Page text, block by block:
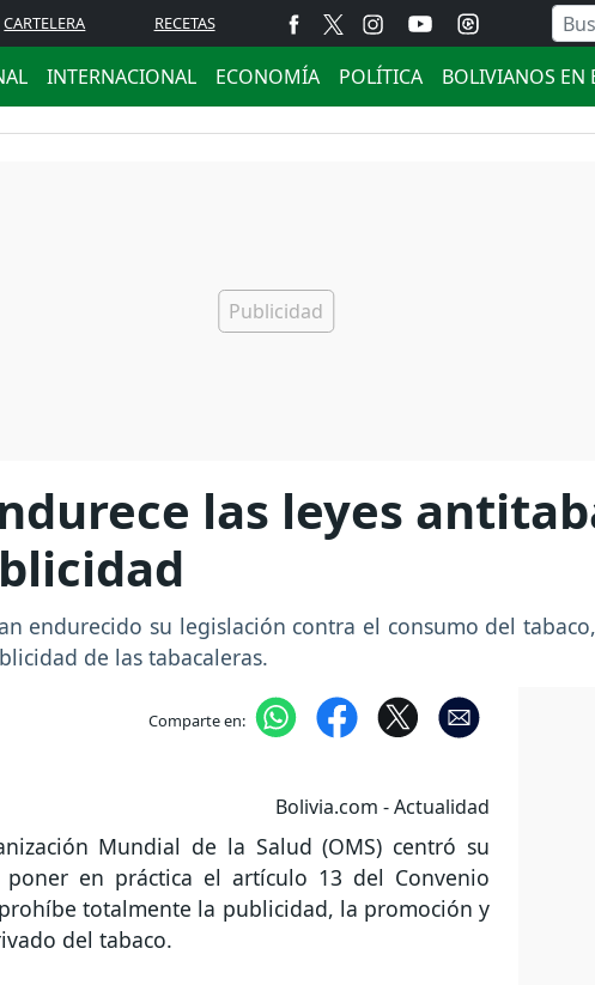
CARTELERA RECETAS
INTERNACIONAL ECONOMÍA POLÍTICA BOLIVIANOS EN
las leyes
endurecido su legislación contra el consumo del
de las tabacaleras.
Comparte en:
Bolivia.com - Actualidad
Mundial de la Salud (OMS) centró su
en práctica el artículo 13 del Convenio
totalmente la publicidad, la promoción y
del tabaco.